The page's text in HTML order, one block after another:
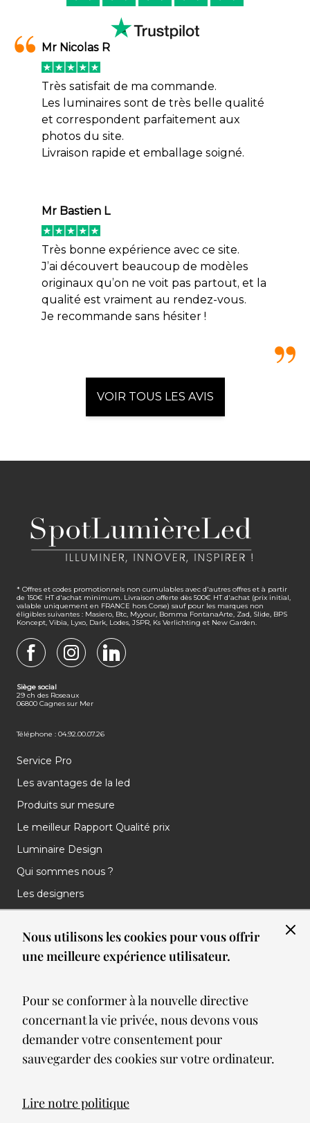
Nous utilisons les cookies pour vous offrir
une meilleure expérience utilisateur.
Pour se conformer à la nouvelle directive
concernant la vie privée, nous devons vous
demander votre consentement pour
sauvegarder des cookies sur votre ordinateur.
Lire notre politique
Mr Nicolas R
Très satisfait de ma commande.
Les luminaires sont de très belle qualité
et correspondent parfaitement aux
photos du site.
Livraison rapide et emballage soigné.
Mr Bastien L
Très bonne expérience avec ce site.
J’ai découvert beaucoup de modèles
originaux qu’on ne voit pas partout, et la
qualité est vraiment au rendez-vous.
Je recommande sans hésiter !
VOIR TOUS LES AVIS
* Offres et codes promotionnels non cumulables avec d'autres offres et à partir
de 150€ HT d'achat minimum. Livraison offerte dès 500€ HT d'achat (prix initial,
valable uniquement en FRANCE hors Corse) sauf pour les marques non
éligibles suivantes : Masiero, Btc, Myyour, Bomma FontanaArte, Zad, Slide, BPS
Koncept, Vibia, Lyxo, Dark, Lodes, JSPR, Ks Verlichting et New Garden.
Siège social
29 ch des Roseaux
06800 Cagnes sur Mer
Téléphone : 04.92.00.07.26
Service Pro
Les avantages de la led
Produits sur mesure
Le meilleur Rapport Qualité prix
Luminaire Design
Qui sommes nous ?
Les designers
Nos réalisations
Nos Clients
Meilleures ventes
Blog
© 2026 Spot lumiere led. All Rights Reserved